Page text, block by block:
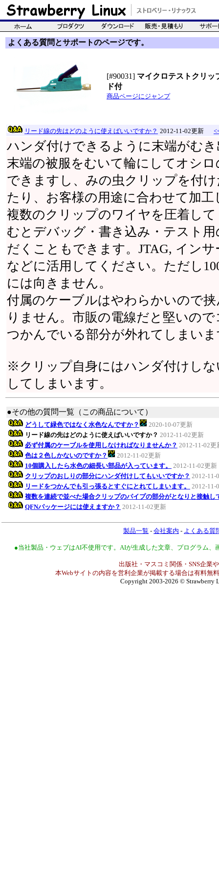
よくある質問とサポートのページです。
[#90031] マイクロテストクリ
ド付
商品ページにジャンプ
リード線の先はどのように使えばいいですか？ 2012-11-02更新
ハンダ付けできるように末端がむ
末端の被服をむいて輪にしてオシ
できますし、みの虫クリップを付
たり、お客様の用途に合わせて加
複数のクリップのワイヤを圧着し
むとデバッグ・書き込み・テスト
だくこともできます。JTAG, イン
などに活用してください。ただし
には向きません。
付属のケーブルはやわらかいので
りません。市販の電線だと堅いの
つかんでいる部分が外れてしまい
※クリップ自身にはハンダ付けし
してしまいます。
●その他の質問一覧（この商品について）
どうして緑色ではなく水色なんですか？
2020-10-07更新
リード線の先はどのように使えばいいですか？ 2012-11-02更新
必ず付属のケーブルを使用しなければなりませんか？ 2012-11-02更
色は２色しかないのですか？
2012-11-02更新
10個購入したら水色の細長い部品が入っています。
2012-11-02更新
クリップのおしりの部分にハンダ付けしてもいいですか？ 2012-11-
リードをつかんでも引っ張るとすぐにとれてしまいます。
2012-11-
複数を連続で並べた場合クリップのパイプの部分がとなりと接触し
QFNパッケージには使えますか？ 2012-11-02更新
製品一覧 - 会社案内 - よくある質
●当社製品・ウェブはAI不使用です。AIが生成した文章、プログラム
出版社・マスコミ関係・SNS企業
本Webサイトの内容を営利企業が掲載する場合は有料無
Copyright 2003-2026 © Strawberry